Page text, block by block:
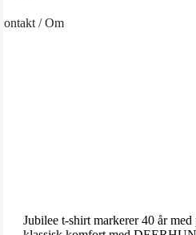
Kontakt / Om
Jubilee t-shirt markerer 40 år